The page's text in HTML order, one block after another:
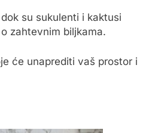
su sukulenti i kaktusi
zahtevnim biljkama.
će unaprediti vaš prostor i